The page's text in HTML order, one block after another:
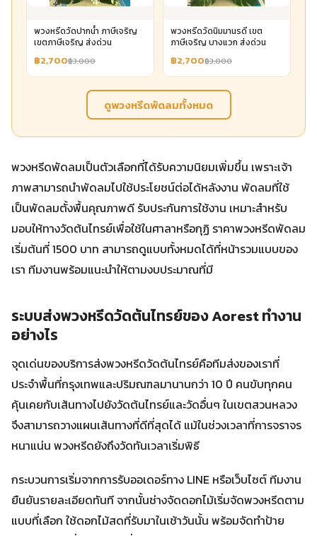
พวงหรีดวัดปากน้ำ ภาษีเจริญ
เขตภาษีเจริญ ส่งด่วน
฿2,700฿3,000
พวงหรีดวัดนิมมานรดี เขต
ภาษีเจริญ บางแวก ส่งด่วน
฿2,700฿3,000
ดูพวงหรีดพัดลมทั้งหมด
พวงหรีดพัดลมเป็นตัวเลือกที่ได้รับความนิยมเพิ่มขึ้น เพราะเจ้า
ภาพสามารถนำพัดลมไปใช้ประโยชน์ต่อได้หลังงาน พัดลมที่ใช้
เป็นพัดลมตั้งพื้นคุณภาพดี รับประกันการใช้งาน เหมาะสำหรับ
มอบให้ทางวัดต้นไทรย์เพื่อใช้ในศาลาหรือกุฏิ ราคาพวงหรีดพัดลม
เริ่มต้นที่ 1500 บาท สามารถดูแบบทั้งหมดได้ที่หน้ารวมแบบของ
เรา ทีมงานพร้อมแนะนำให้ตามงบประมาณที่มี
ระบบส่งพวงหรีดวัดต้นไทรย์ของ Aorest ทำงาน
อย่างไร
จุดเด่นของบริการส่งพวงหรีดวัดต้นไทรย์คือทีมส่งของเราที่
ประจำพื้นที่กรุงเทพและปริมณฑลมานานกว่า 10 ปี คนขับทุกคน
คุ้นเคยกับเส้นทางไปยังวัดต้นไทรย์และวัดอื่นๆ ในเขตสวนหลวง
จึงสามารถวางแผนเส้นทางที่ดีที่สุดได้ แม้ในช่วงเวลาที่การจราจร
หนาแน่น พวงหรีดยังถึงวัดทันเวลาเริ่มพิธี
กระบวนการเริ่มจากการรับออเดอร์ทาง LINE หรือเว็บไซต์ ทีมงาน
ยืนยันรายละเอียดทันที จากนั้นช่างจัดดอกไม้เริ่มจัดพวงหรีดตาม
แบบที่เลือก ใช้ดอกไม้สดที่รับมาในเช้าวันนั้น พร้อมจัดทำป้าย